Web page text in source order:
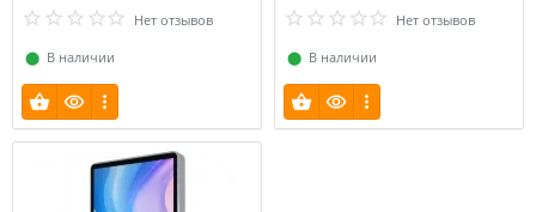
Нет отзывов
⬤ В наличии
Нет отзывов
⬤ В наличии